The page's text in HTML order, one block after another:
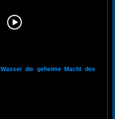
die geheime Macht des